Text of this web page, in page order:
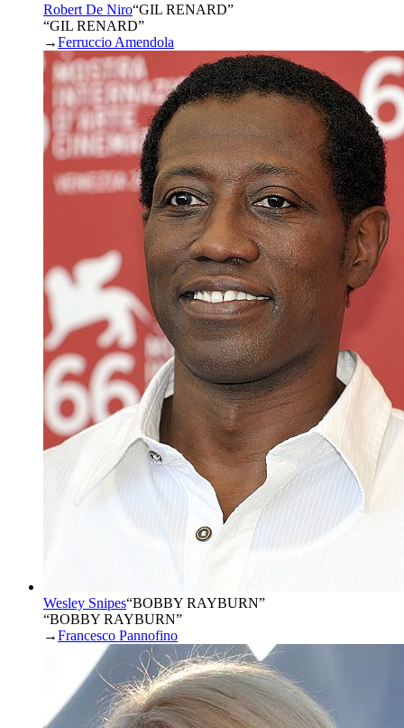
Robert De Niro“GIL RENARD”
“GIL RENARD”
→Ferruccio Amendola
Wesley Snipes“BOBBY RAYBURN”
“BOBBY RAYBURN”
→Francesco Pannofino